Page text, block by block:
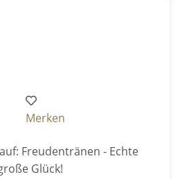
Merken
Freudentränen - Echte
Glück!